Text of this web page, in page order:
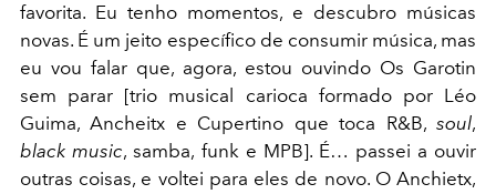
favorita. Eu tenho momentos, e descubro músicas
novas. É um jeito específico de consumir música, mas
eu vou falar que, agora, estou ouvindo Os Garotin
sem parar [trio musical carioca formado por Léo
Guima, Ancheitx e Cupertino que toca R&B, soul,
black music, samba, funk e MPB]. É… passei a ouvir
outras coisas, e voltei para eles de novo. O Anchietx,